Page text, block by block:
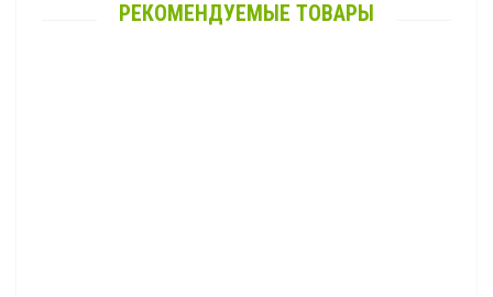
РЕКОМЕНДУЕМЫЕ ТОВАРЫ